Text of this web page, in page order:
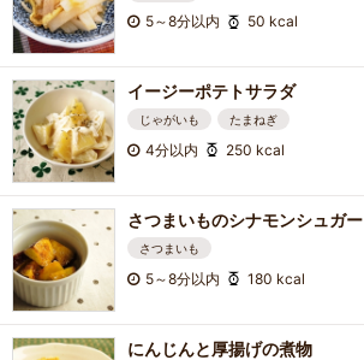
5～8分以内 50 kcal
イージーポテトサラダ
じゃがいも たまねぎ
4分以内 250 kcal
さつまいものシナモンシュガー
さつまいも
5～8分以内 180 kcal
にんじんと厚揚げの煮物